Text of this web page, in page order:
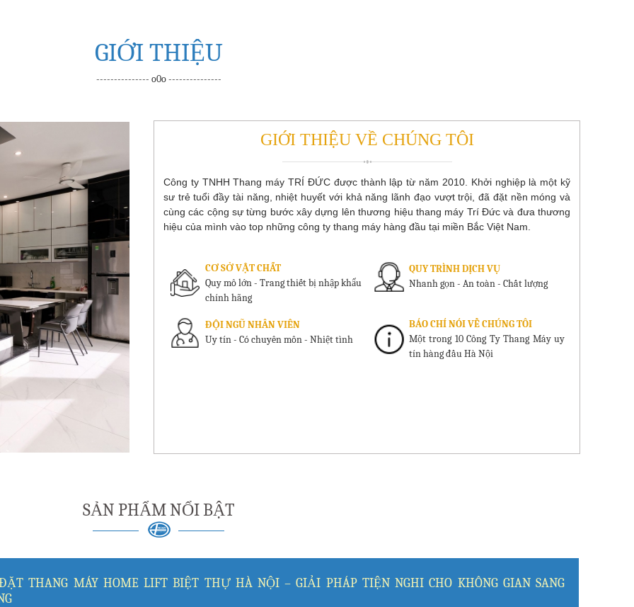
GIỚI THIỆU
--------------- o0o ---------------
GIỚI THIỆU VỀ CHÚNG TÔI
Công ty TNHH Thang máy TRÍ ĐỨC được thành lập từ năm 2010. Khởi nghiệp là một kỹ
sư trẻ tuổi đầy tài năng, nhiệt huyết với khả năng lãnh đạo vượt trội, đã đặt nền móng và
cùng các cộng sự từng bước xây dựng lên thương hiệu thang máy Trí Đức và đưa thương
hiệu của mình vào top những công ty thang máy hàng đầu tại miền Bắc Việt Nam.
CƠ SỞ VẬT CHẤT
Quy mô lớn - Trang thiết bị nhập khẩu
chính hãng
QUY TRÌNH DỊCH VỤ
Nhanh gọn - An toàn - Chất lượng
ĐỘI NGŨ NHÂN VIÊN
Uy tín - Có chuyên môn - Nhiệt tình
BÁO CHÍ NÓI VỀ CHÚNG TÔI
Một trong 10 Công Ty Thang Máy uy
tín hàng đầu Hà Nội
SẢN PHẨM NỔI BẬT
THANG MÁY HOME LIFT BIỆT THỰ HÀ NỘI – GIẢI PHÁP TIỆN NGHI CHO KHÔNG GIAN SANG